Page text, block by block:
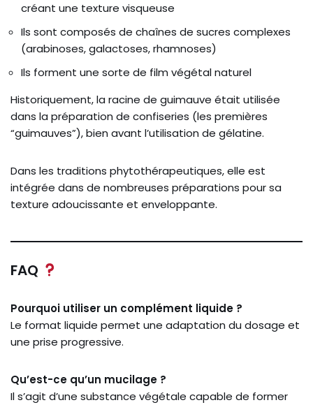
créant une texture visqueuse
Ils sont composés de chaînes de sucres complexes
(arabinoses, galactoses, rhamnoses)
Ils forment une sorte de film végétal naturel
Historiquement, la racine de guimauve était utilisée
dans la préparation de confiseries (les premières
“guimauves”), bien avant l’utilisation de gélatine.
Dans les traditions phytothérapeutiques, elle est
intégrée dans de nombreuses préparations pour sa
texture adoucissante et enveloppante.
FAQ
Pourquoi utiliser un complément liquide ?
Le format liquide permet une adaptation du dosage et
une prise progressive.
Qu’est-ce qu’un mucilage ?
Il s’agit d’une substance végétale capable de former